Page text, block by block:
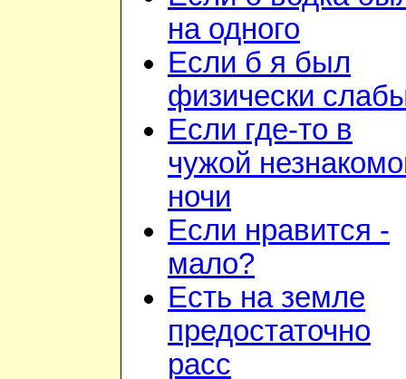
на одного
Если б я был
физически
Если где-то в
чужой
ночи
Если нравится -
мало?
Есть на земле
предостаточно
расс